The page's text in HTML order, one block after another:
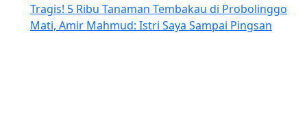
Tragis! 5 Ribu Tanaman Tembakau di Probolinggo
Mati, Amir Mahmud: Istri Saya Sampai Pingsan